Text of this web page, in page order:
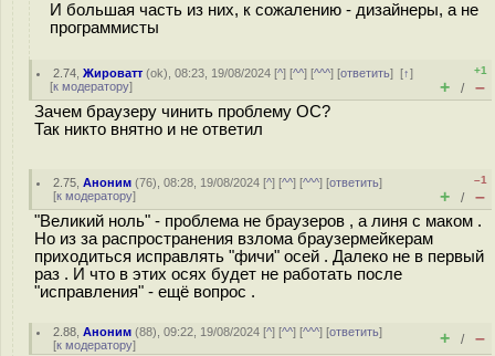
И большая часть из них, к сожалению - дизайнеры, а не
программисты
2.74 ,Жироватт (ok), 08:23, 19/08/2024 [^] [^^] [^^^] [ответить][↑]
[к модератору]
+1
+ / –
Зачем браузеру чинить проблему ОС?
Так никто внятно и не ответил
2.75 ,Аноним (76), 08:28, 19/08/2024 [^] [^^] [^^^] [ответить]
[к модератору]
–1
+ / –
"Великий ноль" - проблема не браузеров , а линя с маком .
Но из за распространения взлома браузермейкерам
приходиться исправлять "фичи" осей . Далеко не в первый
раз . И что в этих осях будет не работать после
"исправления" - ещё вопрос .
2.88 ,Аноним (88), 09:22, 19/08/2024 [^] [^^] [^^^] [ответить]
[к модератору] + / –